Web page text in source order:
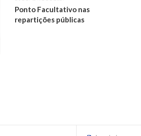
Ponto Facultativo nas
repartições públicas